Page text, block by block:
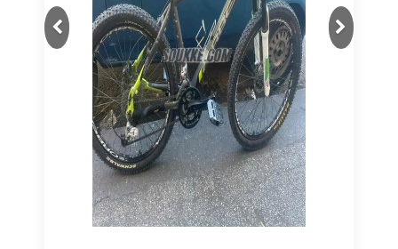
Previous
Next